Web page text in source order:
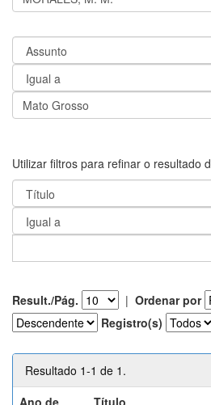
Utilizar filtros para refinar o resultado
Result./Pág. | Ordenar por
Registro(s)
Resultado 1-1 de 1.
Ano de
Título